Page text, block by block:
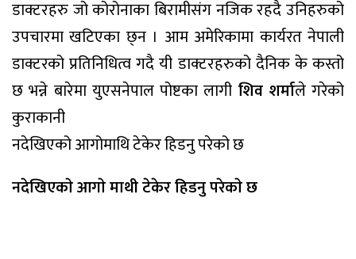
डाक्टरहरु जो कोरोनाका बिरामीसंग नजिक रहदै उनिहरुको
उपचारमा खटिएका छ्न । आम अमेरिकामा कार्यरत नेपाली
डाक्टरको प्रतिनिधित्व गदै यी डाक्टरहरुको दैनिक के कस्तो
छ भन्ने बारेमा युएसनेपाल पोष्टका लागी शिव शर्माले गरेको
कुराकानी
नदेखिएको आगोमाथि टेकेर हिडनु परेको छ
नदेखिएकाे आगाे माथी टेकेर हिडनु परेकाे छ